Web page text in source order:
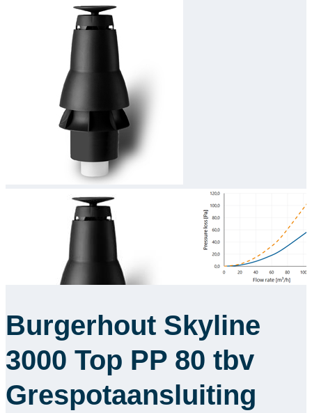
Assortiment
Oplossingen
Downloads
Burgerhout Skyline
3000 Top PP 80 tbv
Grespotaansluiting